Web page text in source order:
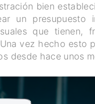
bien
un presupuesto
que tienen,
vez hecho esto
desde hace unos